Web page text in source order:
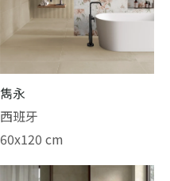
雋永
西班牙
60x120 cm